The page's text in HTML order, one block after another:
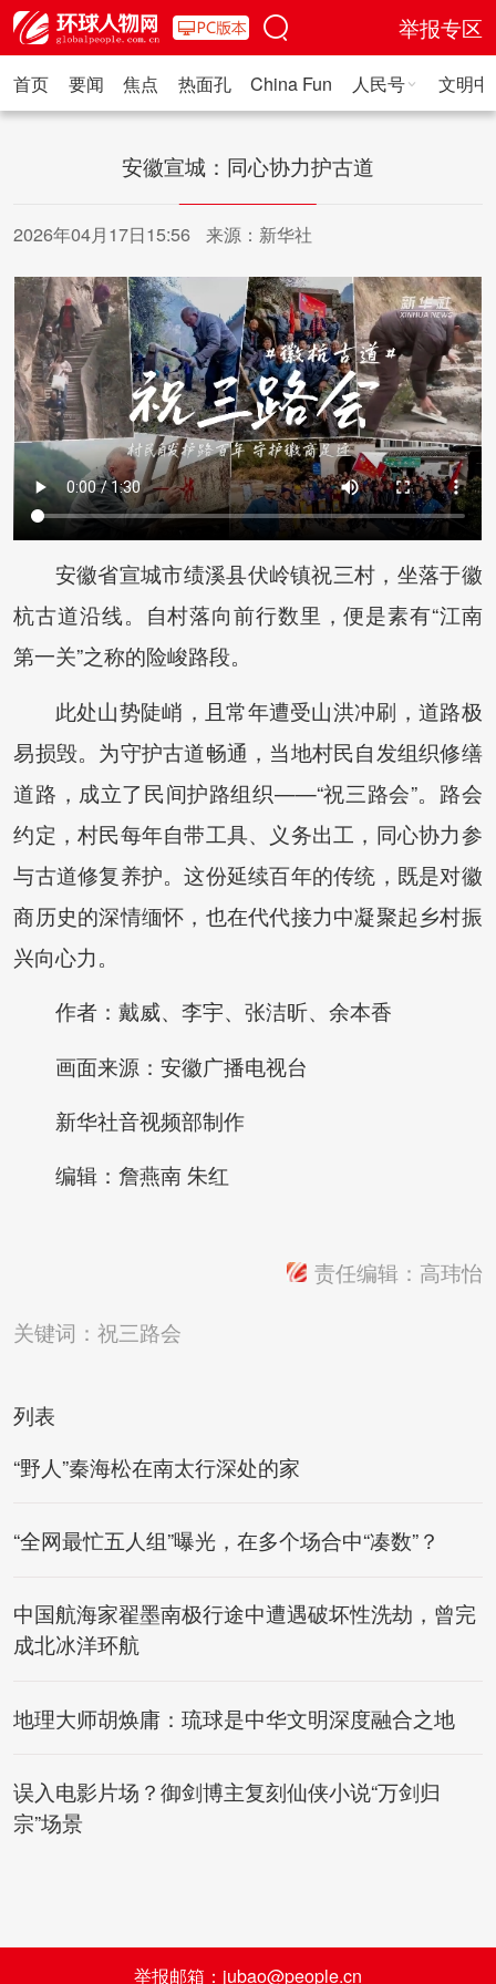
举报专区
首页 要闻 焦点 热面孔 China Fun 人民号 文明
安徽宣城：同心协力护古道
2026年04月17日15:56 来源：新华社
安徽省宣城市绩溪县伏岭镇祝三村，坐落于徽
杭古道沿线。自村落向前行数里，便是素有“江南
第一关”之称的险峻路段。
此处山势陡峭，且常年遭受山洪冲刷，道路极
易损毁。为守护古道畅通，当地村民自发组织修缮
道路，成立了民间护路组织——“祝三路会”。路会
约定，村民每年自带工具、义务出工，同心协力参
与古道修复养护。这份延续百年的传统，既是对徽
商历史的深情缅怀，也在代代接力中凝聚起乡村振
兴向心力。
作者：戴威、李宇、张洁昕、余本香
画面来源：安徽广播电视台
新华社音视频部制作
编辑：詹燕南 朱红
责任编辑：高玮怡
关键词：祝三路会
列表
“野人”秦海松在南太行深处的家
“全网最忙五人组”曝光，在多个场合中“凑数”？
中国航海家翟墨南极行途中遭遇破坏性洗劫，曾完
成北冰洋环航
地理大师胡焕庸：琉球是中华文明深度融合之地
误入电影片场？御剑博主复刻仙侠小说“万剑归
宗”场景
举报邮箱：jubao@people.cn